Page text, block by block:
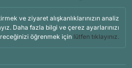
ve ziyaret alışkanlıklarınızın analiz
Daha fazla bilgi ve çerez ayarlarınızı
öğrenmek için lütfen tıklayınız.